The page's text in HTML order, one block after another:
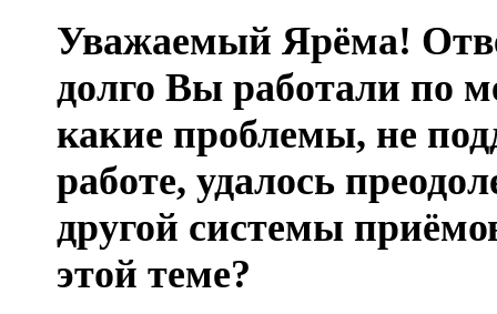
Уважаемый Ярёма!
долго Вы работали по
какие проблемы, не
работе, удалось
другой системы
этой теме?